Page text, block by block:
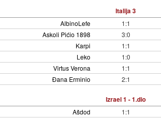
Italija 3
AlbinoLefe 1:1
Askoli Pićio 1898
3:0
Karpi
1:1
Leko
1:0
Virtus Verona
1:1
Đana Erminio
2:1
Izrael 1 - 1.dio
Ašdod 1:1